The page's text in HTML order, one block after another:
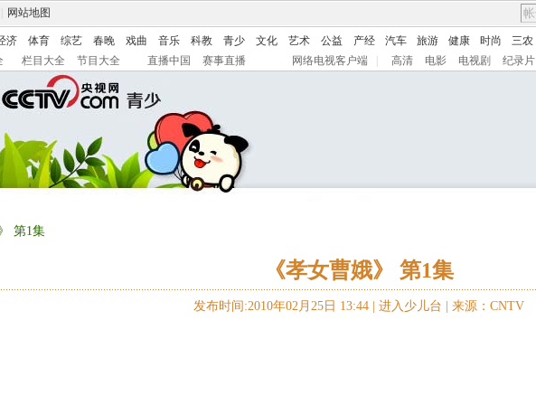
网站地图
济 体育 综艺 春晚 戏曲 音乐 科教 青少 文化 艺术 公益 产经 汽车 旅游 健康 时尚 三农
栏目大全 节目大全 直播中国 赛事直播 网络电视客户端 高清 电影 电视剧 纪录片
第1集
《孝女曹娥》 第1集
发布时间:2010年02月25日 13:44 | 进入少儿台 来源：CNTV